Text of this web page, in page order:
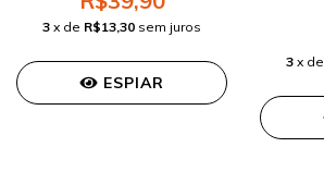
3 x de R$13,30 sem juros
ESPIAR
3 x de